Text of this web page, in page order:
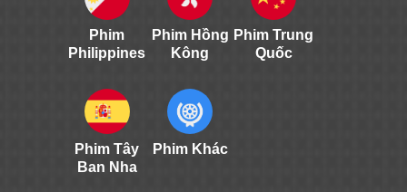
Phim
Philippines
Phim Hồng
Kông
Phim Trung
Quốc
Phim Tây
Ban Nha
Phim Khác